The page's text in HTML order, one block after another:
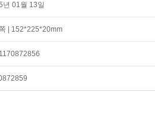
년 01월 13일
| 152*225*20mm